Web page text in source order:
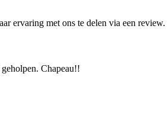
ervaring met ons te delen via een review.
Chapeau!!